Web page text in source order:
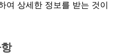
여 상세한 정보를 받는 것이